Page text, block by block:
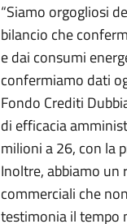
“Siamo orgogliosi
bilancio che
e dai consumi
confermiamo dati
Fondo Crediti
di efficacia
milioni a 26, con la
Inoltre, abbiamo un
commerciali che
testimonia il tempo